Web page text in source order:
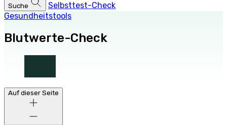
Suche
Selbsttest-Check
Gesundheitstools
Blutwerte-Check
Auf dieser Seite